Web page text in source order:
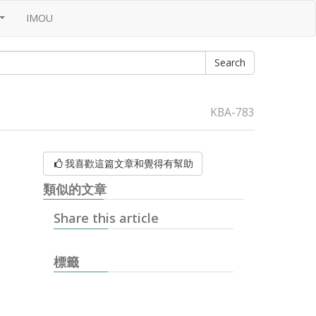
IMOU
KBA-783
我喜歡這篇文章和覺得有幫助
類似的文章
Share this article
標籤